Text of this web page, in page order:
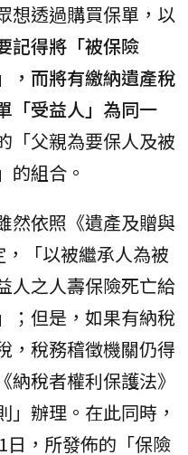
想透過購買保單，以
記得將「被保險
，而將有繳納遺產稅
「受益人」為同一
「父親為要保人及被
的組合。
然依照《遺產及贈與
「以被繼承人為被
人之人壽保險死亡給
；但是，如果有納稅
，稅務稽徵機關仍得
稅者權利保護法》
」辦理。在此同時，
，所發佈的「保險